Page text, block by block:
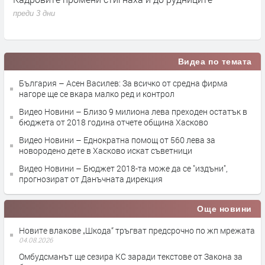
1.7% от БВП
Видеа по темата
България – Асен Василев: За всичко от средна фирма
нагоре ще се вкара малко ред и контрол
Видео Новини – Близо 9 милиона лева преходен остатък в
бюджета от 2018 година отчете община Хасково
Видео Новини – Еднократна помощ от 560 лева за
новородено дете в Хасково искат съветници
Видео Новини – Бюджет 2018-та може да се "издъни",
прогнозират от Данъчната дирекция
Още новини
Новите влакове „Шкода“ тръгват предсрочно по жп мрежата
04.08.2026
Омбудсманът ще сезира КС заради текстове от Закона за